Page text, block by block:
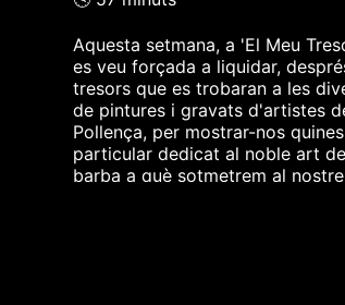
Aquesta setmana, a 'El Meu
es veu forçada a liquidar,
tresors que es trobaran a les
de pintures i gravats d'artistes
Pollença, per mostrar-nos
particular dedicat al noble art
barba a què sotmetrem al